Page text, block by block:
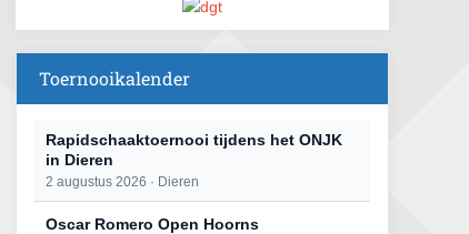
Toernooikalender
Rapidschaaktoernooi tijdens het ONJK
in Dieren
2 augustus 2026 · Dieren
Oscar Romero Open Hoorns